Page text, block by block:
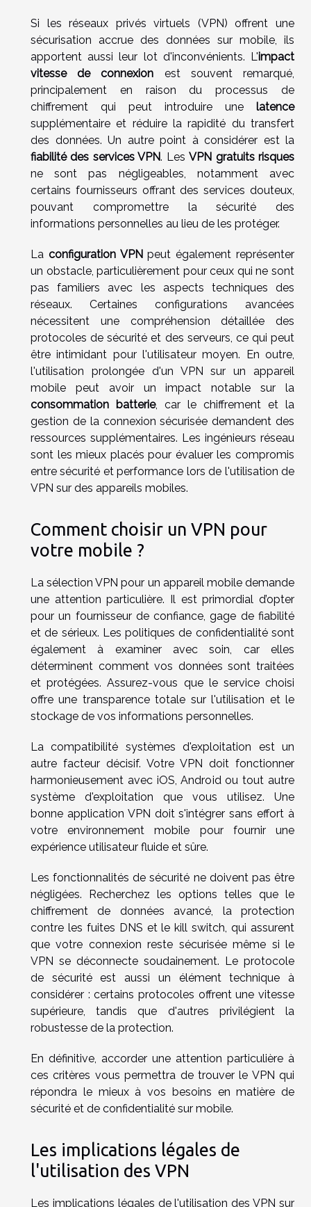
Si les réseaux privés virtuels (VPN) offrent une
sécurisation accrue des données sur mobile, ils
apportent aussi leur lot d'inconvénients. L'impact
vitesse de connexion est souvent remarqué,
principalement en raison du processus de
chiffrement qui peut introduire une latence
supplémentaire et réduire la rapidité du transfert
des données. Un autre point à considérer est la
fiabilité des services VPN. LesVPN gratuits risques
ne sont pas négligeables, notamment avec
certains fournisseurs offrant des services douteux,
pouvant compromettre la sécurité des
informations personnelles au lieu de les protéger.
La configuration VPN peut également représenter
un obstacle, particulièrement pour ceux qui ne sont
pas familiers avec les aspects techniques des
réseaux. Certaines configurations avancées
nécessitent une compréhension détaillée des
protocoles de sécurité et des serveurs, ce qui peut
être intimidant pour l'utilisateur moyen. En outre,
l'utilisation prolongée d'un VPN sur un appareil
mobile peut avoir un impact notable sur la
consommation batterie, car le chiffrement et la
gestion de la connexion sécurisée demandent des
ressources supplémentaires. Les ingénieurs réseau
sont les mieux placés pour évaluer les compromis
entre sécurité et performance lors de l'utilisation de
VPN sur des appareils mobiles.
Comment choisir un VPN pour
votre mobile ?
La sélection VPN pour un appareil mobile demande
une attention particulière. Il est primordial d’opter
pour un fournisseur de confiance, gage de fiabilité
et de sérieux. Les politiques de confidentialité sont
également à examiner avec soin, car elles
déterminent comment vos données sont traitées
et protégées. Assurez-vous que le service choisi
offre une transparence totale sur l'utilisation et le
stockage de vos informations personnelles.
La compatibilité systèmes d'exploitation est un
autre facteur décisif. Votre VPN doit fonctionner
harmonieusement avec iOS, Android ou tout autre
système d'exploitation que vous utilisez. Une
bonne application VPN doit s'intégrer sans effort à
votre environnement mobile pour fournir une
expérience utilisateur fluide et sûre.
Les fonctionnalités de sécurité ne doivent pas être
négligées. Recherchez les options telles que le
chiffrement de données avancé, la protection
contre les fuites DNS et le kill switch, qui assurent
que votre connexion reste sécurisée même si le
VPN se déconnecte soudainement. Le protocole
de sécurité est aussi un élément technique à
considérer : certains protocoles offrent une vitesse
supérieure, tandis que d'autres privilégient la
robustesse de la protection.
En définitive, accorder une attention particulière à
ces critères vous permettra de trouver le VPN qui
répondra le mieux à vos besoins en matière de
sécurité et de confidentialité sur mobile.
Les implications légales de
l'utilisation des VPN
Les implications légales de l'utilisation des VPN sur